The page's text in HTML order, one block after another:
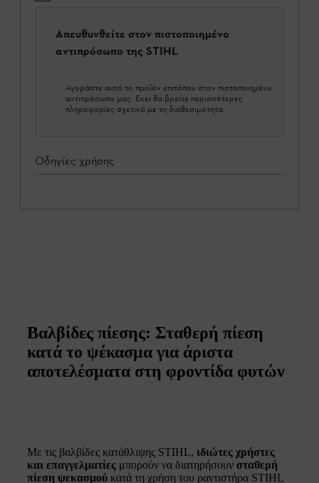
Απευθυνθείτε στον πιστοποιημένο
αντιπρόσωπο της STIHL
Αγοράστε αυτό το προϊόν επιτόπου στον πιστοποιημένο
αντιπρόσωπο μας. Εκεί θα βρείτε περισσότερες
πληροφορίες σχετικά με τη διαθεσιμότητα.
Οδηγίες χρήσης
Βαλβίδες πίεσης: Σταθερή πίεση
κατά το ψέκασμα για άριστα
αποτελέσματα στη φροντίδα φυτών
Με τις βαλβίδες κατάθλιψης STIHL, ιδιώτες χρήστες
και επαγγελματίες μπορούν να διατηρήσουν σταθερή
πίεση ψεκασμού κατά τη χρήση του ραντιστήρα STIHL